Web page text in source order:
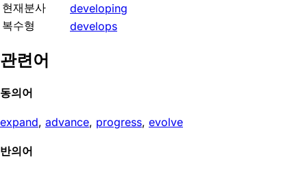
현재분사
developing
복수형
develops
관련어
동의어
expand, advance, progress, evolve
반의어